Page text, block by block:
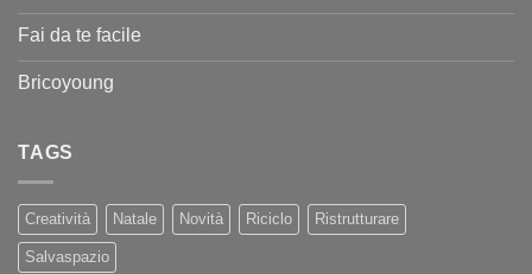
Fai da te facile
Bricoyoung
TAGS
Creatività Natale Novità Riciclo Ristrutturare
Salvaspazio